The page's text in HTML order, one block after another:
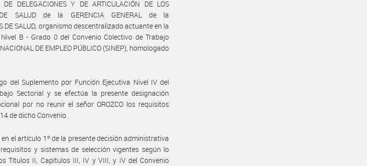
DELEGACIONES Y DE ARTICULACIÓN DE LOS
DE SALUD de la GERENCIA GENERAL de la
DE SALUD, organismo descentralizado actuante en la
Nivel B - Grado 0 del Convenio Colectivo de Trabajo
DE EMPLEO PÚBLICO (SINEP), homologado
del Suplemento por Función Ejecutiva Nivel IV del
Sectorial y se efectúa la presente designación
por no reunir el señor OROZCO los requisitos
de dicho Convenio.
en el artículo 1º de la presente decisión administrativa
y sistemas de selección vigentes según lo
Títulos II, Capítulos III, IV y VIII, y IV del Convenio